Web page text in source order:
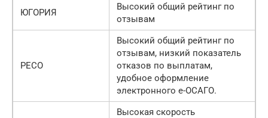
ЮГОРИЯ
Высокий общий рейтинг по
отзывам
РЕСО
Высокий общий рейтинг по
отзывам, низкий показатель
отказов по выплатам,
удобное оформление
электронного е-ОСАГО.
Высокая скорость